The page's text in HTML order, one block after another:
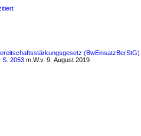
(BwEinsatzBerStG)
S. 2053 m.W.v. 9. August 2019